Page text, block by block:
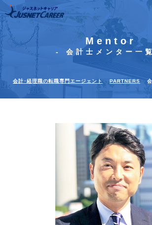
Mentor
- 会計士メンター一
会計･経理職の転職専門エージェント PARTNERS